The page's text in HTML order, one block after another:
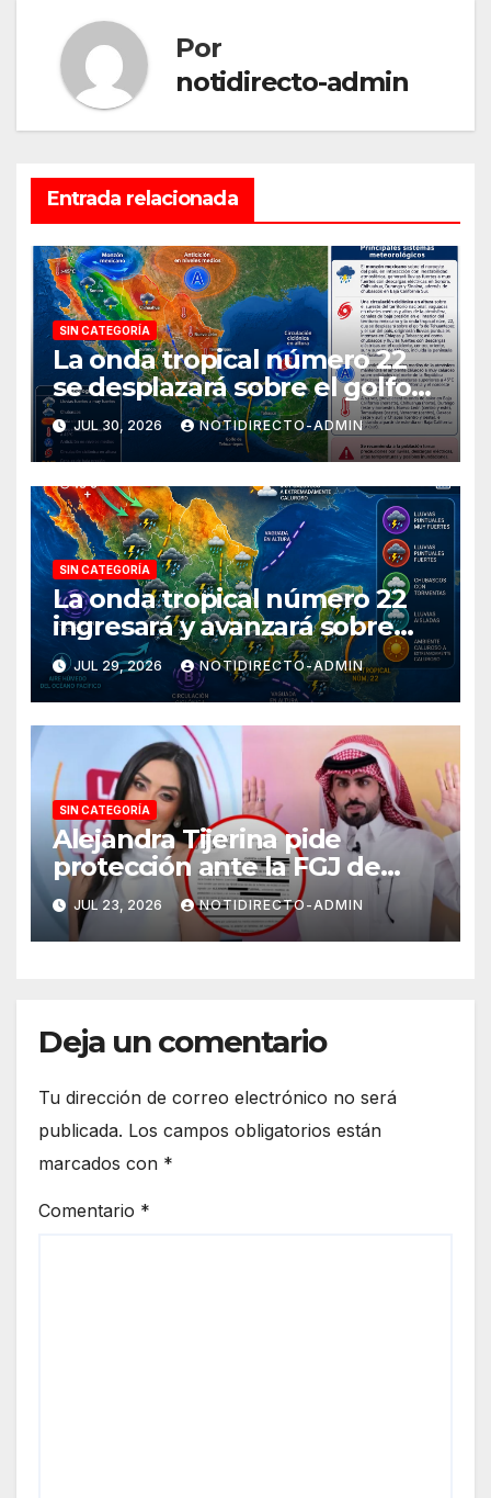
Por
notidirecto-admin
Entrada relacionada
SIN CATEGORÍA
La onda tropical número 22
se desplazará sobre el golfo
de Tehuantepec y el sur del
país
JUL 30, 2026 NOTIDIRECTO-ADMIN
SIN CATEGORÍA
La onda tropical número 22
ingresará y avanzará sobre
México
JUL 29, 2026 NOTIDIRECTO-ADMIN
SIN CATEGORÍA
Alejandra Tijerina pide
protección ante la FGJ de
CdMx por vîolêncîa mediática
y psicológica de Masad
Altamimi, integrante de La
JUL 23, 2026 NOTIDIRECTO-ADMIN
Deja un comentario
Tu dirección de correo electrónico no será
publicada. Los campos obligatorios están
marcados con *
Comentario *